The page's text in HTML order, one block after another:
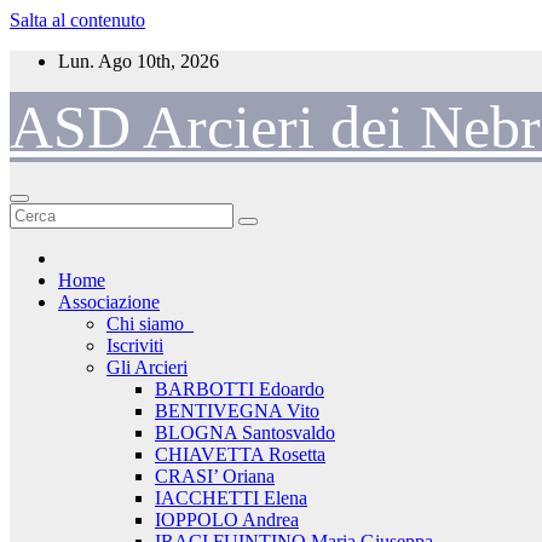
Salta al contenuto
Lun. Ago 10th, 2026
ASD Arcieri dei
Home
Associazione
Chi siamo_
Iscriviti
Gli Arcieri
BARBOTTI Edoardo
BENTIVEGNA Vito
BLOGNA Santosvaldo
CHIAVETTA Rosetta
CRASI’ Oriana
IACCHETTI Elena
IOPPOLO Andrea